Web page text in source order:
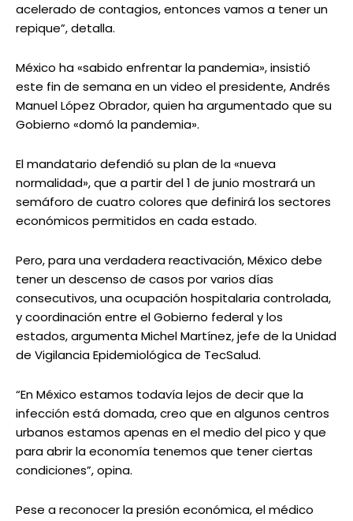
acelerado de contagios, entonces vamos a tener un
repique”, detalla.
México ha «sabido enfrentar la pandemia», insistió
este fin de semana en un video el presidente, Andrés
Manuel López Obrador, quien ha argumentado que su
Gobierno «domó la pandemia».
El mandatario defendió su plan de la «nueva
normalidad», que a partir del 1 de junio mostrará un
semáforo de cuatro colores que definirá los sectores
económicos permitidos en cada estado.
Pero, para una verdadera reactivación, México debe
tener un descenso de casos por varios días
consecutivos, una ocupación hospitalaria controlada,
y coordinación entre el Gobierno federal y los
estados, argumenta Michel Martínez, jefe de la Unidad
de Vigilancia Epidemiológica de TecSalud.
“En México estamos todavía lejos de decir que la
infección está domada, creo que en algunos centros
urbanos estamos apenas en el medio del pico y que
para abrir la economía tenemos que tener ciertas
condiciones”, opina.
Pese a reconocer la presión económica, el médico